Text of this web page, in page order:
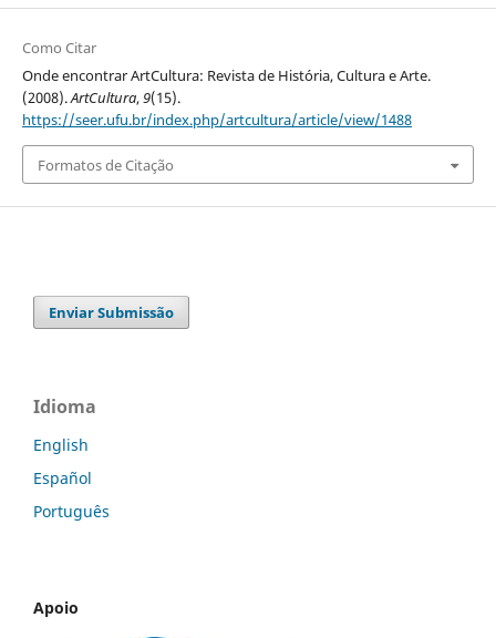
Como Citar
Onde encontrar ArtCultura: Revista de História, Cultura e Arte.
(2008).ArtCultura,9(15).
https://seer.ufu.br/index.php/artcultura/article/view/1488
Formatos de Citação
Enviar Submissão
Idioma
English
Español
Português
Apoio